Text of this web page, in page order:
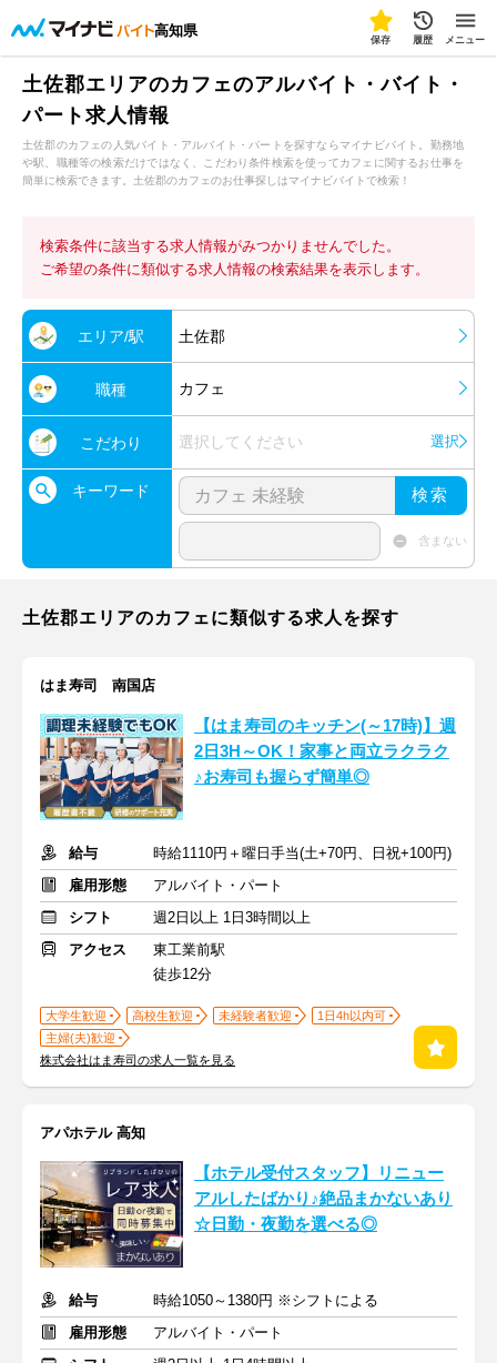
高知県
保存 履歴 メニュー
土佐郡エリアのカフェのアルバイト・バイト・
パート求人情報
土佐郡のカフェの人気バイト・アルバイト・パートを探すならマイナビバイト。勤務地
や駅、職種等の検索だけではなく、こだわり条件検索を使ってカフェに関するお仕事を
簡単に検索できます。土佐郡のカフェのお仕事探しはマイナビバイトで検索！
検索条件に該当する求人情報がみつかりませんでした。
ご希望の条件に類似する求人情報の検索結果を表示します。
エリア/駅 土佐郡
職種 カフェ
こだわり 選択してください 選択
キーワード 検索
含まない
土佐郡エリアのカフェに類似する求人を探す
はま寿司 南国店
【はま寿司のキッチン(～17時)】週
2日3H～OK！家事と両立ラクラク
♪お寿司も握らず簡単◎
給与
時給1110円＋曜日手当(土+70円、日祝+100円)
雇用形態
アルバイト・パート
シフト
週2日以上 1日3時間以上
アクセス
東工業前駅
徒歩12分
大学生歓迎 高校生歓迎 未経験者歓迎
1日4h以内可
主婦(夫)歓迎
株式会社はま寿司の求人一覧を見る
アパホテル 高知
【ホテル受付スタッフ】リニュー
アルしたばかり♪絶品まかないあり
☆日勤・夜勤を選べる◎
給与
時給1050～1380円 ※シフトによる
雇用形態
アルバイト・パート